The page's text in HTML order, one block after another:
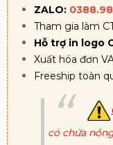
ZALO:
Tham gia làm
Hỗ trợ in logo
Xuất hóa đơn
Freeship toàn
có chứa